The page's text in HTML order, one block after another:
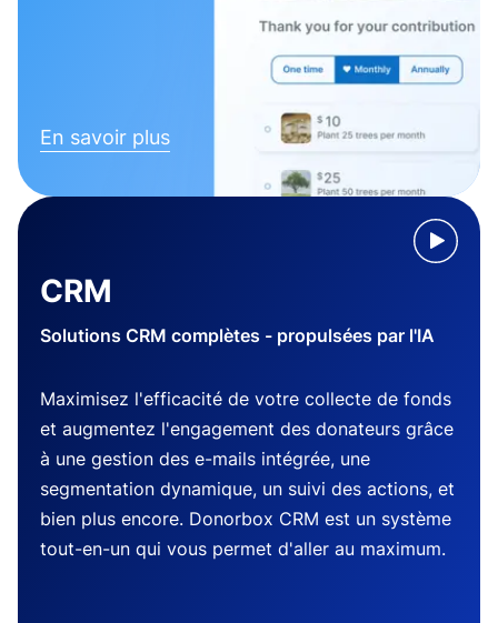
En savoir plus
CRM
Solutions CRM complètes - propulsées par l'IA
Maximisez l'efficacité de votre collecte de fonds
et augmentez l'engagement des donateurs grâce
à une gestion des e-mails intégrée, une
segmentation dynamique, un suivi des actions, et
bien plus encore. Donorbox CRM est un système
tout-en-un qui vous permet d'aller au maximum.